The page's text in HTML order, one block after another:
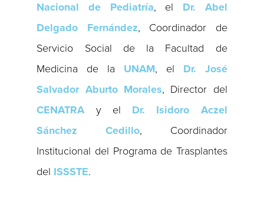
Nacional de Pediatría, el Dr. Abel
Delgado Fernández, Coordinador de
Servicio Social de la Facultad de
Medicina de la UNAM, el Dr. José
Salvador Aburto Morales, Director del
CENATRAy el Dr. Isidoro Aczel
Sánchez Cedillo, Coordinador
Institucional del Programa de Trasplantes
del ISSSTE.